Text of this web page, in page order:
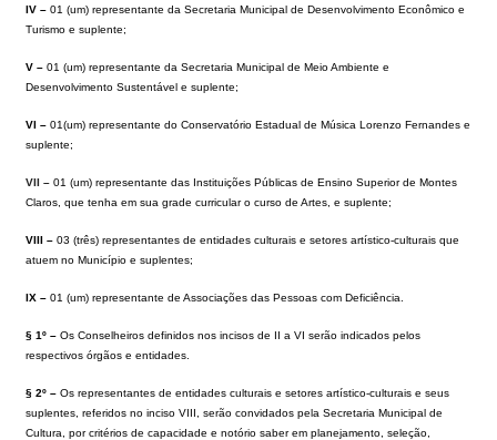
IV – 01 (um) representante da Secretaria Municipal de Desenvolvimento Econômico e
Turismo e suplente;
V – 01 (um) representante da Secretaria Municipal de Meio Ambiente e
Desenvolvimento Sustentável e suplente;
VI – 01(um) representante do Conservatório Estadual de Música Lorenzo Fernandes e
suplente;
VII – 01 (um) representante das Instituições Públicas de Ensino Superior de Montes
Claros, que tenha em sua grade curricular o curso de Artes, e suplente;
VIII – 03 (três) representantes de entidades culturais e setores artístico-culturais que
atuem no Município e suplentes;
IX – 01 (um) representante de Associações das Pessoas com Deficiência.
§ 1º – Os Conselheiros definidos nos incisos de II a VI serão indicados pelos
respectivos órgãos e entidades.
§ 2º – Os representantes de entidades culturais e setores artístico-culturais e seus
suplentes, referidos no inciso VIII, serão convidados pela Secretaria Municipal de
Cultura, por critérios de capacidade e notório saber em planejamento, seleção,